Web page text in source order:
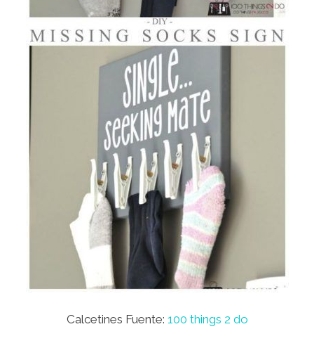
Calcetines Fuente: 100 things 2 do